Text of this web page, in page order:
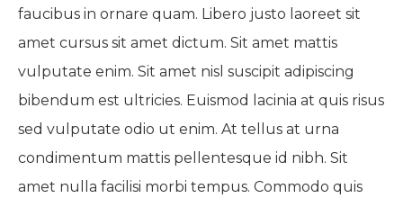
faucibus in ornare quam. Libero justo laoreet sit
amet cursus sit amet dictum. Sit amet mattis
vulputate enim. Sit amet nisl suscipit adipiscing
bibendum est ultricies. Euismod lacinia at quis risus
sed vulputate odio ut enim. At tellus at urna
condimentum mattis pellentesque id nibh. Sit
amet nulla facilisi morbi tempus. Commodo quis